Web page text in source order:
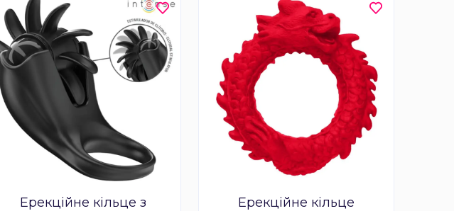
Ерекційне кільце з
Ерекційне кільце